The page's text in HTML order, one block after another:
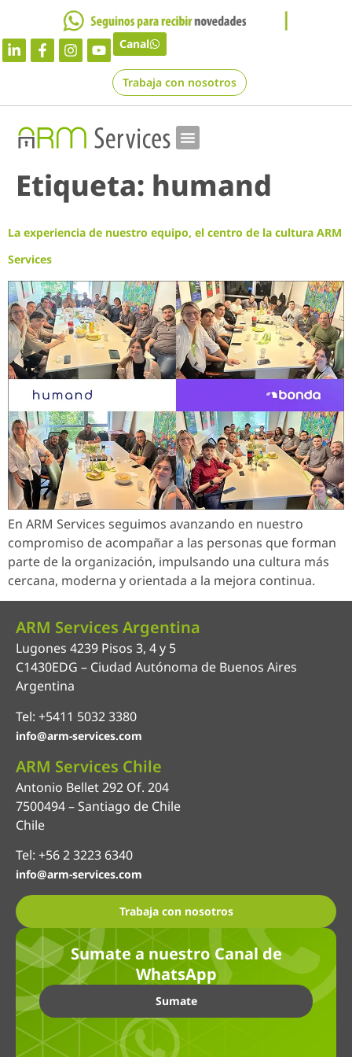
Canal
Trabaja con nosotros
Etiqueta: humand
La experiencia de nuestro equipo, el centro de la cultura ARM
Services
En ARM Services seguimos avanzando en nuestro
compromiso de acompañar a las personas que forman
parte de la organización, impulsando una cultura más
cercana, moderna y orientada a la mejora continua.
ARM Services Argentina
Lugones 4239 Pisos 3, 4 y 5
C1430EDG – Ciudad Autónoma de Buenos Aires
Argentina
Tel: +5411 5032 3380
info@arm-services.com
ARM Services Chile
Antonio Bellet 292 Of. 204
7500494 – Santiago de Chile
Chile
Tel: +56 2 3223 6340
info@arm-services.com
Trabaja con nosotros
Sumate a nuestro Canal de
WhatsApp
Sumate